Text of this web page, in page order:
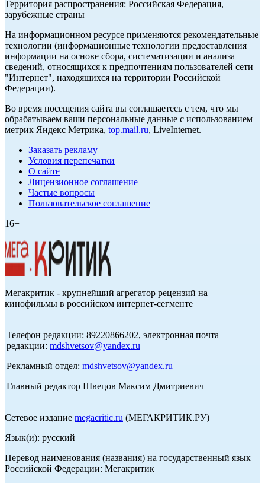
Территория распространения: Российская Федерация,
зарубежные страны
На информационном ресурсе применяются рекомендательные
технологии (информационные технологии предоставления
информации на основе сбора, систематизации и анализа
сведений, относящихся к предпочтениям пользователей сети
"Интернет", находящихся на территории Российской
Федерации).
Во время посещения сайта вы соглашаетесь с тем, что мы
обрабатываем ваши персональные данные с использованием
метрик Яндекс Метрика, top.mail.ru, LiveInternet.
Заказать рекламу
Условия перепечатки
О сайте
Лицензионное соглашение
Частые вопросы
Пользовательское соглашение
16+
Мегакритик - крупнейший агрегатор рецензий на
кинофильмы в российском интернет-сегменте
Телефон редакции: 89220866202, электронная почта
редакции: mdshvetsov@yandex.ru
Рекламный отдел: mdshvetsov@yandex.ru
Главный редактор Швецов Максим Дмитриевич
Сетевое издание megacritic.ru (МЕГАКРИТИК.РУ)
Язык(и): русский
Перевод наименования (названия) на государственный язык
Российской Федерации: Мегакритик